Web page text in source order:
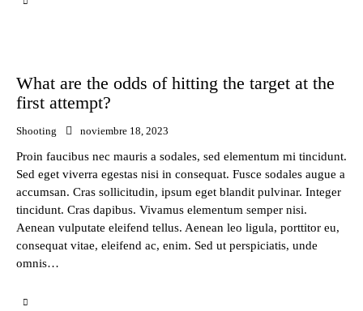
What are the odds of hitting the target at the
first attempt?
Shooting noviembre 18, 2023
Proin faucibus nec mauris a sodales, sed elementum mi tincidunt.
Sed eget viverra egestas nisi in consequat. Fusce sodales augue a
accumsan. Cras sollicitudin, ipsum eget blandit pulvinar. Integer
tincidunt. Cras dapibus. Vivamus elementum semper nisi.
Aenean vulputate eleifend tellus. Aenean leo ligula, porttitor eu,
consequat vitae, eleifend ac, enim. Sed ut perspiciatis, unde
omnis…